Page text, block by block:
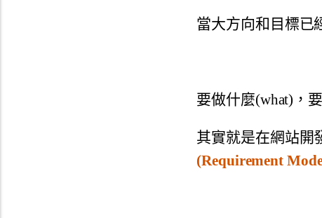
當大方向和目標已
要做什麼(what)，
其實就是在網站開
(Requirement